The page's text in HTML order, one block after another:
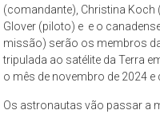
(comandante), Christina
Glover (piloto) e e o
missão) serão os membros
tripulada ao satélite da Terra
o mês de novembro de 2024 e
Os astronautas vão passar a